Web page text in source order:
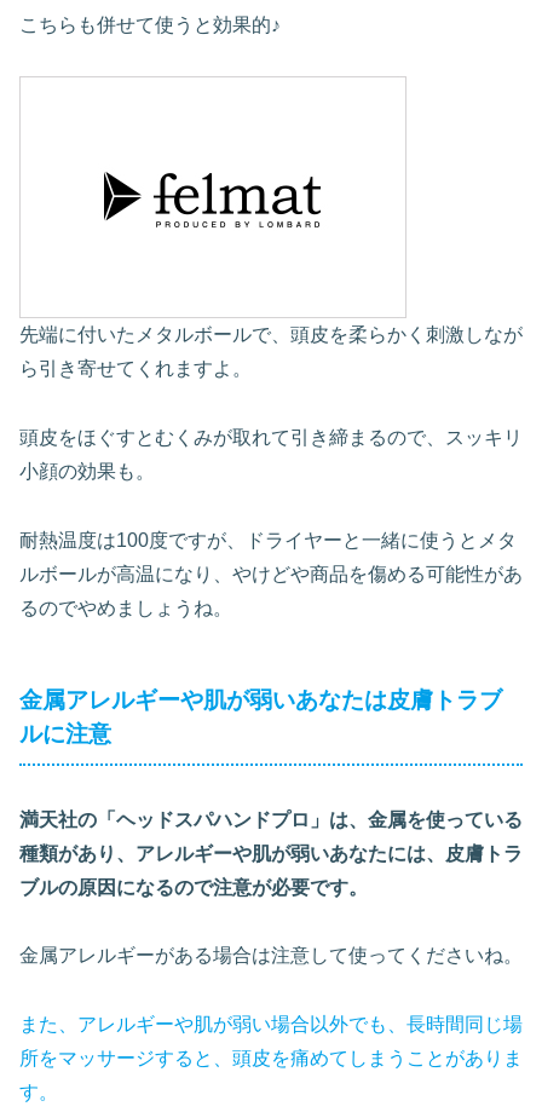
こちらも併せて使うと効果的♪
先端に付いたメタルボールで、頭皮を柔らかく刺激しなが
ら引き寄せてくれますよ。
頭皮をほぐすとむくみが取れて引き締まるので、スッキリ
小顔の効果も。
耐熱温度は100度ですが、ドライヤーと一緒に使うとメタ
ルボールが高温になり、やけどや商品を傷める可能性があ
るのでやめましょうね。
金属アレルギーや肌が弱いあなたは皮膚トラブ
ルに注意
満天社の「ヘッドスパハンドプロ」は、金属を使っている
種類があり、アレルギーや肌が弱いあなたには、皮膚トラ
ブルの原因になるので注意が必要です。
金属アレルギーがある場合は注意して使ってくださいね。
また、アレルギーや肌が弱い場合以外でも、長時間同じ場
所をマッサージすると、頭皮を痛めてしまうことがありま
す。